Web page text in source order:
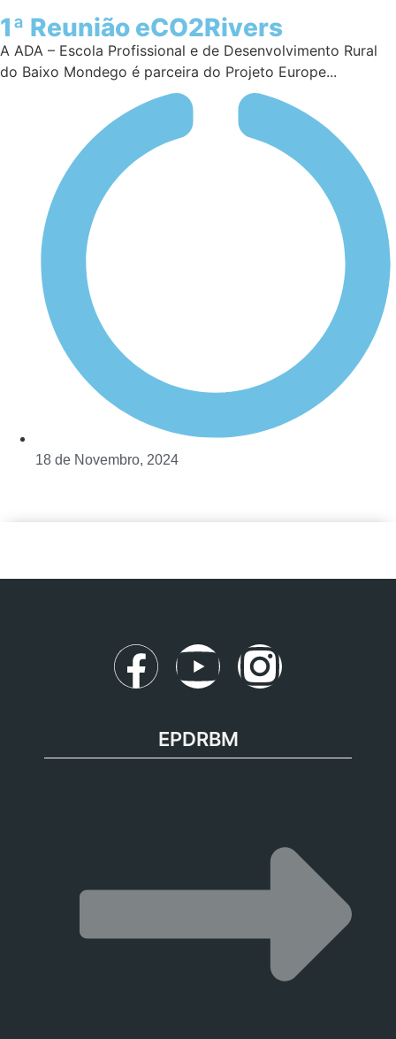
1ª Reunião eCO2Rivers
A ADA – Escola Profissional e de Desenvolvimento Rural
do Baixo Mondego é parceira do Projeto Europe...
18 de Novembro, 2024
EPDRBM